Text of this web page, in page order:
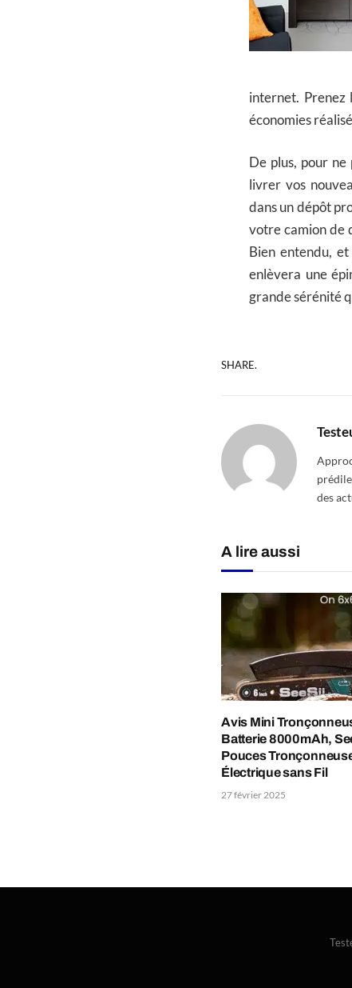
internet. Prenez
économies
De plus, pour
livrer vos
dans un dépôt
votre camion de
Bien entendu,
enlèvera une
grande sérénité
SHARE.
des
A lire aussi
Avis Mini
Batterie 8000mAh,
Pouces
Électrique sans Fil
27 février 2025